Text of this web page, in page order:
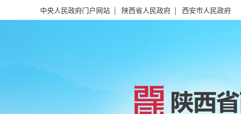
中央人民政府门户网站 | 陕西省人民政府 | 西安市人民政府